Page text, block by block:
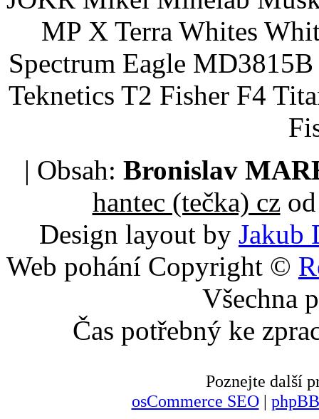
MP X Terra Whites
Spectrum Eagle
Teknetics T2 Fisher F4
| Obsah: Bronislav
hantec (tečka) czod
Design layout by Jakub
Web pohání Copyright ©
Všechna
Čas potřebný ke
Poznejte další
osCommerce SEO|